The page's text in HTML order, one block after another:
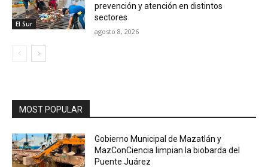
El Sur
prevención y atención en distintos
sectores
agosto 8, 2026
MOST POPULAR
Gobierno Municipal de Mazatlán y
MazConCiencia limpian la biobarda del
Puente Juárez